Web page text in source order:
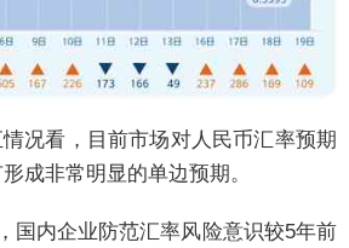
看，目前市场对人民币汇率预期
成非常明显的单边预期。
内企业防范汇率风险意识较5年前